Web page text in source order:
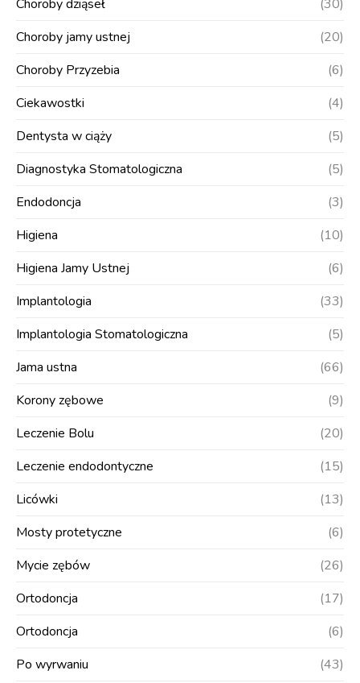
Choroby dziąseł
(30)
Choroby jamy ustnej
(20)
Choroby Przyzebia
(6)
Ciekawostki
(4)
Dentysta w ciąży
(5)
Diagnostyka Stomatologiczna
(5)
Endodoncja
(3)
Higiena
(10)
Higiena Jamy Ustnej
(6)
Implantologia
(33)
Implantologia Stomatologiczna
(5)
Jama ustna
(66)
Korony zębowe
(9)
Leczenie Bolu
(20)
Leczenie endodontyczne
(15)
Licówki
(13)
Mosty protetyczne
(6)
Mycie zębów
(26)
Ortodoncja
(17)
Ortodoncja
(6)
Po wyrwaniu
(43)